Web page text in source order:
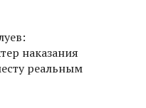
наказания
реальным